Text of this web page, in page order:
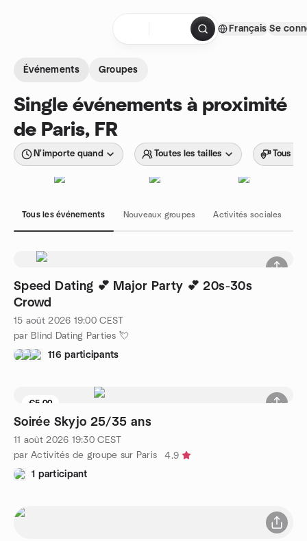
Français Se
Événements Groupes
Single événements à proximité
de Paris, FR
N'importe quand Toutes les tailles Tous
Tous les événements Nouveaux groupes Activités sociales
Speed Dating 💕 Major Party 💕 20s-30s
Crowd
15 août 2026 19:00 CEST
par Blind Dating Parties 💘
116 participants
€5.00
Soirée Skyjo 25/35 ans
11 août 2026 19:30 CEST
par Activités de groupe sur Paris
4.9
1 participant